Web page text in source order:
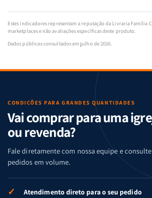
Estes indicadores representam a reputação da Livraria Família
marketplaces e não avaliações específicas deste produto.
Dados públicos consultados em julho de 2026.
CONDIÇÕES PARA GRANDES QUANTIDADES
Vai comprar para uma
ou revenda?
Fale diretamente com nossa equipe e
pedidos em volume.
✓ Atendimento direto para o seu pedido